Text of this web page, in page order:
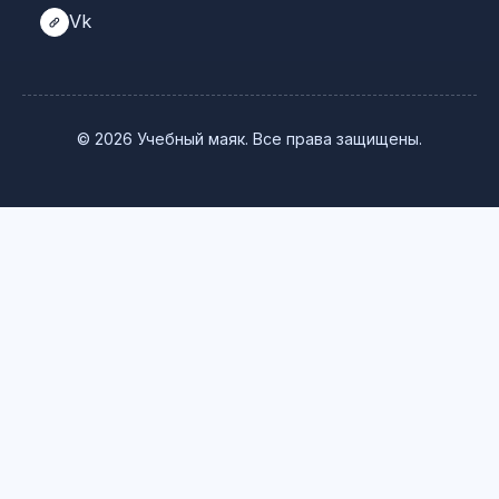
Vk
© 2026 Учебный маяк. Все права защищены.